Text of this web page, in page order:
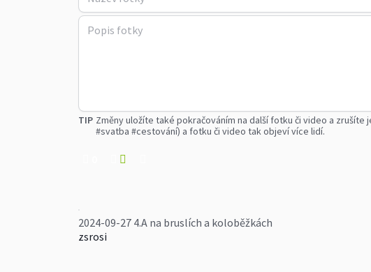
TIP Změny uložíte také pokračováním na další fotku či video a zrušíte
#svatba #cestování) a fotku či video tak objeví více lidí.
2024-09-27 4.A na bruslích a koloběžkách
zsrosi